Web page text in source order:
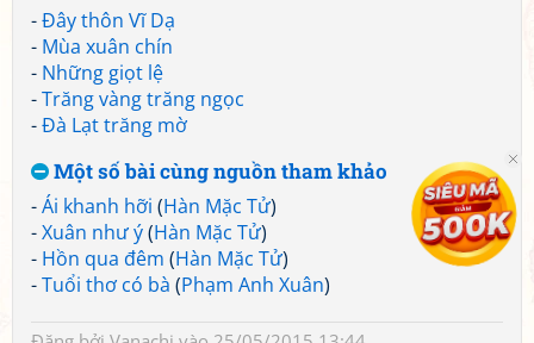
-Đây thôn Vĩ Dạ
- Mùa xuân chín
- Những giọt lệ
-Trăng vàng trăng ngọc
-Đà Lạt trăng mờ
Một số bài cùng nguồn tham khảo
-Ái khanh hỡi (Hàn Mặc Tử)
-Xuân như ý(Hàn Mặc Tử)
- Hồn qua đêm (Hàn Mặc Tử)
-Tuổi thơ có bà (Phạm Anh Xuân)